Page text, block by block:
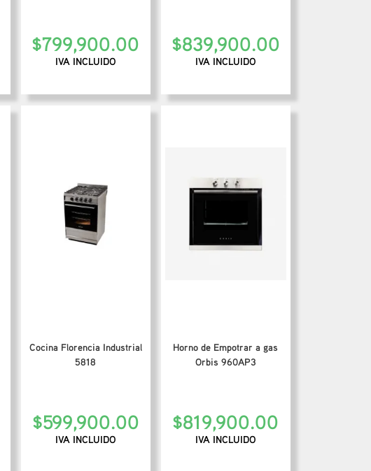
$799,900.00
IVA INCLUIDO
$839,900.00
IVA INCLUIDO
Cocina Florencia Industrial
5818
$599,900.00
IVA INCLUIDO
Horno de Empotrar a gas
Orbis 960AP3
$819,900.00
IVA INCLUIDO